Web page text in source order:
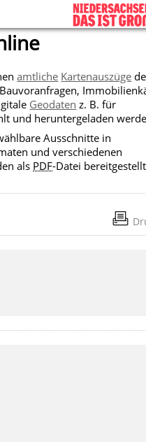
amtliche Kartenauszüge
Geodaten z. B. für
und heruntergeladen
Ausschnitte in
und verschiedenen
als PDF-Datei